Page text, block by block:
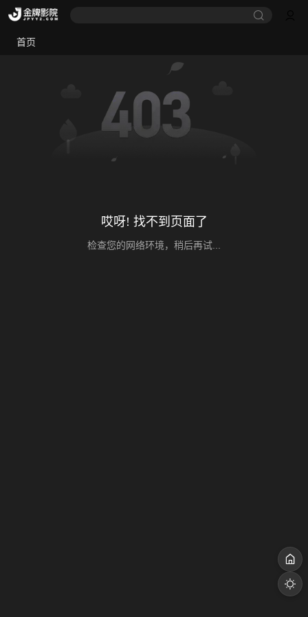
首页
哎呀! 找不到页面了
检查您的网络环境，稍后再试...